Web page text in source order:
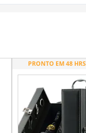
PRONTO EM 48 HRS